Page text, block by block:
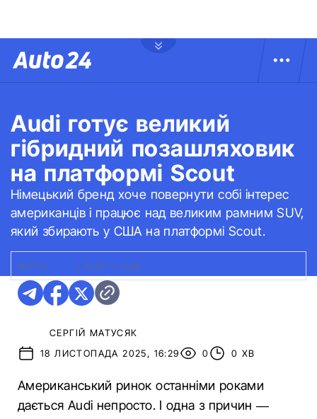
Audi готує великий
гібридний позашляховик
на платформі Scout
Німецький бренд хоче повернути собі інтерес
американців і працює над великим рамним SUV,
який збирають у США на платформі Scout.
ФОТО: AUDI У США
СЕРГІЙ МАТУСЯК
18 ЛИСТОПАДА 2025, 16:29
0 0 ХВ
Американський ринок останніми роками
дається Audi непросто. І одна з причин —